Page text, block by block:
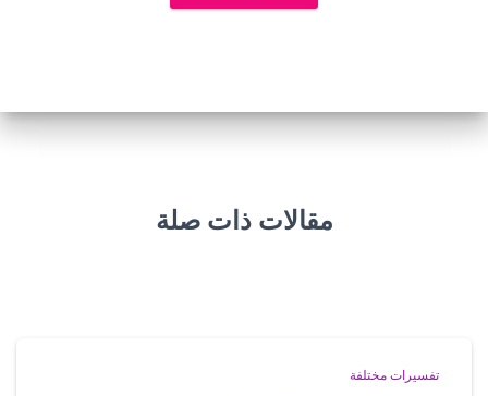
مقالات ذات صلة
تفسيرات مختلفة